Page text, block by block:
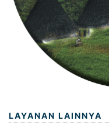
LAYANAN LAINNYA